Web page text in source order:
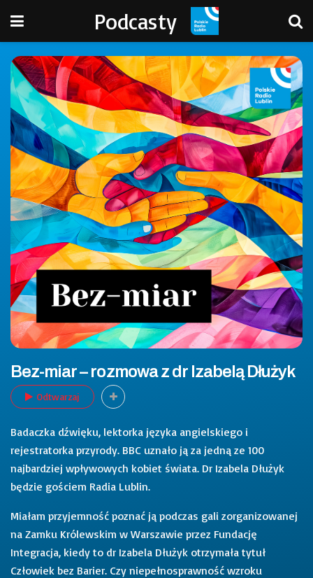
Podcasty
Bez-miar – rozmowa z dr Izabelą Dłużyk
Odtwarzaj
Badaczka dźwięku, lektorka języka angielskiego i
rejestratorka przyrody. BBC uznało ją za jedną ze 100
najbardziej wpływowych kobiet świata. Dr Izabela Dłużyk
będzie gościem Radia Lublin.
Miałam przyjemność poznać ją podczas gali zorganizowanej
na Zamku Królewskim w Warszawie przez Fundację
Integracja, kiedy to dr Izabela Dłużyk otrzymała tytuł
Człowiek bez Barier. Czy niepełnosprawność wzroku